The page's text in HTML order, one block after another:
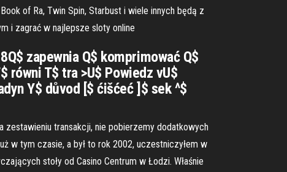
of Ra, Twin Spin, Starbust i wiele innych będą z
i zagrać w najlepsze sloty online
zapewnia Q$ komprimować Q$
równi T$ tra >U$ Powiedz vU$
Y$ důvod [$ ćišćeć ]$ sek ^$
zestawieniu transakcji, nie pobierzemy dodatkowych
w tym czasie, a był to rok 2002, uczestniczyłem w
stoły od Casino Centrum w Łodzi. Właśnie